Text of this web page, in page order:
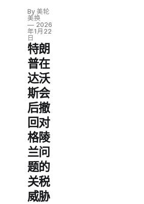
By 美轮
美换
2026
年1月22
日
特朗
普在
达沃
斯会
后撤
回对
格陵
兰问
题的
关税
威胁